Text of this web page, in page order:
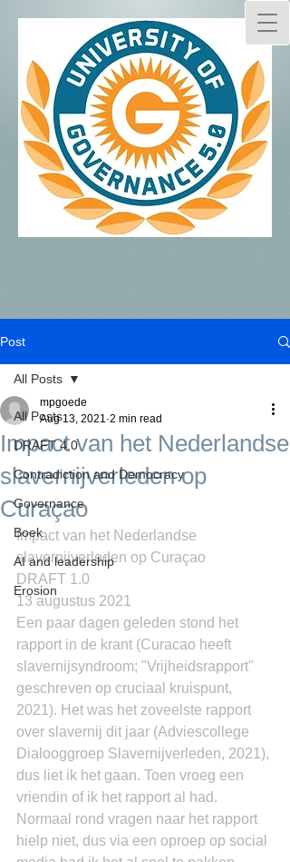
Post
All Posts
DRAFT 4.0
Contradiction and Democracy
Governance
Boek
AI and leadership
Erosion
All Posts
Impact van het Nederlandse
slavernijverleden op
Curaçao
mpgoede
Aug 13, 2021 2 min read
Impact van het Nederlandse
slavernijverleden op Curaçao
DRAFT 1.0
13 augustus 2021
Een paar dagen geleden stond het
rapport in de krant (Curacao heeft
slavernijsyndroom; "Vrijheidsrapport"
geschreven op cruciaal kruispunt,
2021). Het was het zoveelste rapport
over slavernij dit jaar (Adviescollege
Dialooggroep Slavernijverleden, 2021),
dus liet ik het gaan. Toen vroeg een
vriendin of ik het rapport al had.
Normaal rond vragen naar het rapport
hielp niet, dus via een oproep op social